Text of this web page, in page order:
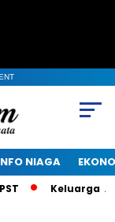
NIAGA
Keluarga Alm